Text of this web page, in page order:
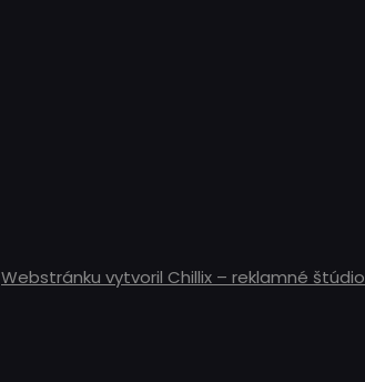
Webstránku vytvoril Chillix – reklamné štúdio